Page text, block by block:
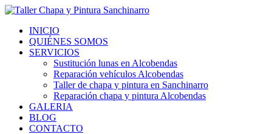
Ir
contenidoINICIO
QUIÉNES SOMOS
SERVICIOS
Sustitución lunas en Alcobendas
Reparación vehículos Alcobendas
Taller de chapa y pintura en Sanchinarro
Reparación chapa y pintura Alcobendas
GALERIA
BLOG
CONTACTO